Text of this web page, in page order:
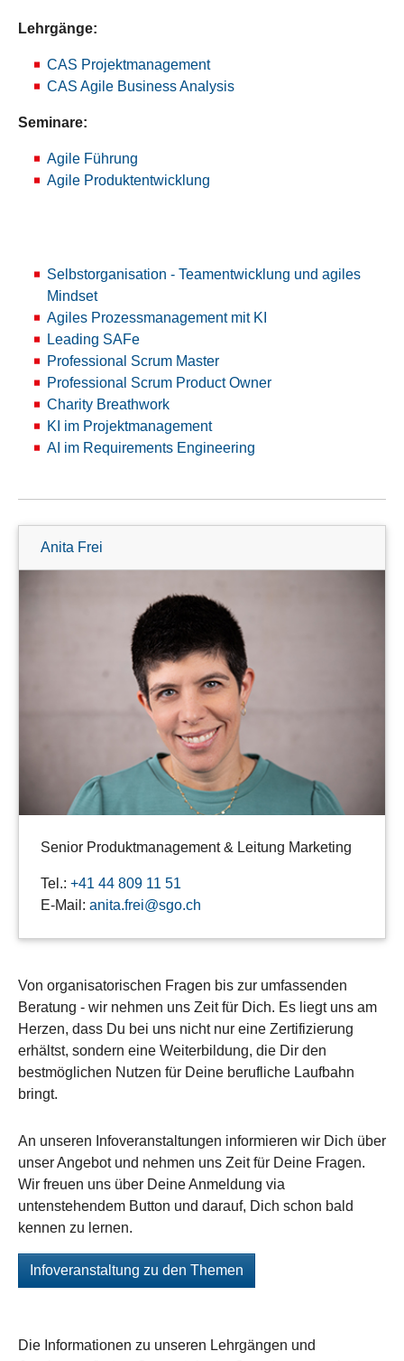
Lehrgänge:
CAS Projektmanagement
CAS Agile Business Analysis
Seminare:
Agile Führung
Agile Produktentwicklung
Selbstorganisation - Teamentwicklung und agiles
Mindset
Agiles Prozessmanagement mit KI
Leading SAFe
Professional Scrum Master
Professional Scrum Product Owner
Charity Breathwork
KI im Projektmanagement
AI im Requirements Engineering
Anita Frei
Senior Produktmanagement & Leitung Marketing
Tel.: +41 44 809 11 51
E-Mail: anita.frei@sgo.ch
Von organisatorischen Fragen bis zur umfassenden
Beratung - wir nehmen uns Zeit für Dich. Es liegt uns am
Herzen, dass Du bei uns nicht nur eine Zertifizierung
erhältst, sondern eine Weiterbildung, die Dir den
bestmöglichen Nutzen für Deine berufliche Laufbahn
bringt.
An unseren Infoveranstaltungen informieren wir Dich über
unser Angebot und nehmen uns Zeit für Deine Fragen.
Wir freuen uns über Deine Anmeldung via
untenstehendem Button und darauf, Dich schon bald
kennen zu lernen.
Infoveranstaltung zu den Themen
Die Informationen zu unseren Lehrgängen und